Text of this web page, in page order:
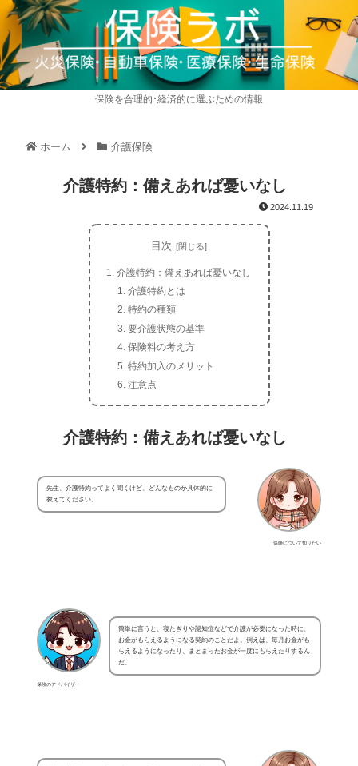
保険を合理的･経済的に選ぶための情報
ホーム 介護保険
介護特約：備えあれば憂いなし
2024.11.19
目次
介護特約：備えあれば憂いなし
介護特約とは
特約の種類
要介護状態の基準
保険料の考え方
特約加入のメリット
注意点
介護特約：備えあれば憂いなし
保険について知りたい
先生、介護特約ってよく聞くけど、どんなものか具体的に
教えてください。
保険のアドバイザー
簡単に言うと、寝たきりや認知症などで介護が必要になった時に、
お金がもらえるようになる契約のことだよ。例えば、毎月お金がも
らえるようになったり、まとまったお金が一度にもらえたりするん
だ。